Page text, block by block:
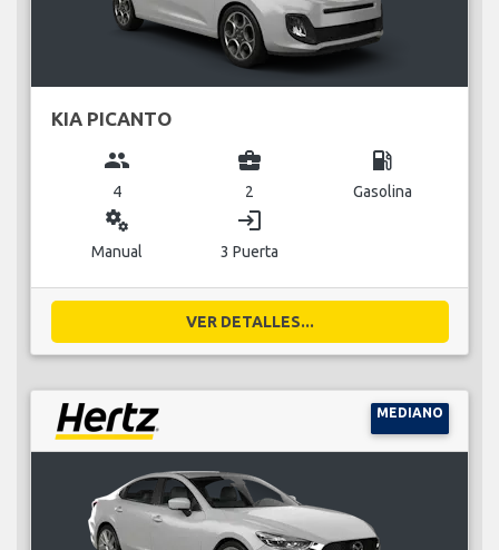
KIA PICANTO
group
4
business_center
2
local_gas_station
Gasolina
miscellaneous_services
Manual
login
3 Puerta
VER DETALLES...
MEDIANO